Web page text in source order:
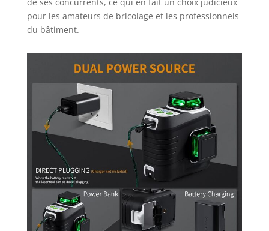
pour les amateurs de bricolage et les professionnels
du bâtiment.